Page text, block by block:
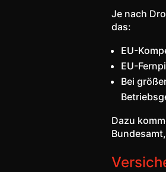
Je nach
das:
EU-
EU-
Bei
Dazu